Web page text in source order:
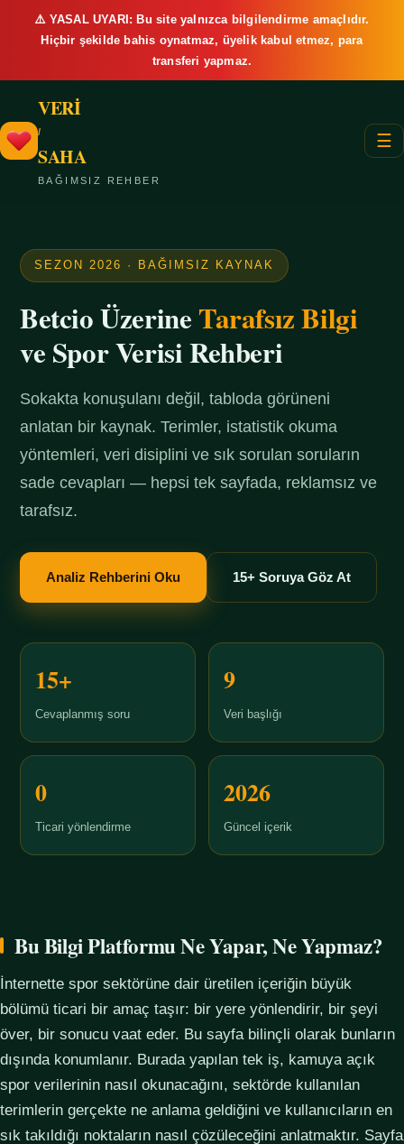
⚠️ YASAL UYARI: Bu site yalnızca bilgilendirme amaçlıdır.
Hiçbir şekilde bahis oynatmaz, üyelik kabul etmez, para
transferi yapmaz.
VERİ
/
SAHA
BAĞIMSIZ REHBER
☰
SEZON 2026 · BAĞIMSIZ KAYNAK
Betcio ÜzerineTarafsız Bilgi
ve Spor Verisi Rehberi
Sokakta konuşulanı değil, tabloda görüneni
anlatan bir kaynak. Terimler, istatistik okuma
yöntemleri, veri disiplini ve sık sorulan soruların
sade cevapları — hepsi tek sayfada, reklamsız ve
tarafsız.
Analiz Rehberini Oku 15+ Soruya Göz At
15+
Cevaplanmış soru
9
Veri başlığı
0
Ticari yönlendirme
2026
Güncel içerik
Bu Bilgi Platformu Ne Yapar, Ne Yapmaz?
İnternette spor sektörüne dair üretilen içeriğin büyük
bölümü ticari bir amaç taşır: bir yere yönlendirir, bir şeyi
över, bir sonucu vaat eder. Bu sayfa bilinçli olarak bunların
dışında konumlanır. Burada yapılan tek iş, kamuya açık
spor verilerinin nasıl okunacağını, sektörde kullanılan
terimlerin gerçekte ne anlama geldiğini ve kullanıcıların en
sık takıldığı noktaların nasıl çözüleceğini anlatmaktır. Sayfa